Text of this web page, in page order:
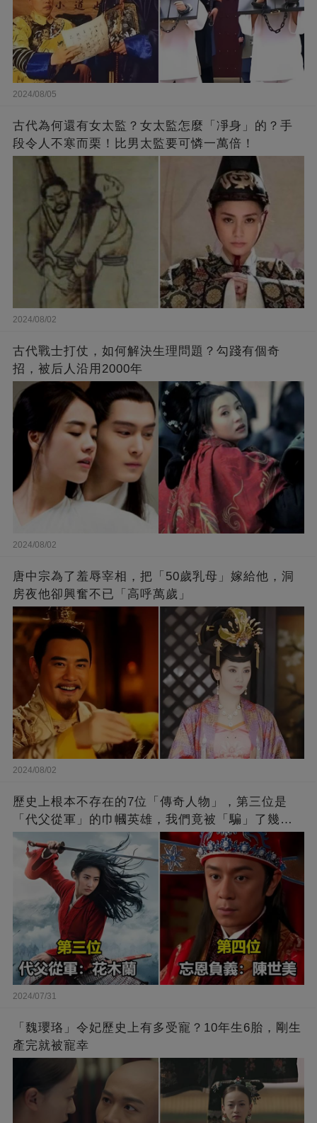
2024/08/05
古代為何還有女太監？女太監怎麼「凈身」的？手
段令人不寒而栗！比男太監要可憐一萬倍！
2024/08/02
古代戰士打仗，如何解決生理問題？勾踐有個奇
招，被后人沿用2000年
2024/08/02
唐中宗為了羞辱宰相，把「50歲乳母」嫁給他，洞
房夜他卻興奮不已「高呼萬歲」
2024/08/02
歷史上根本不存在的7位「傳奇人物」，第三位是
「代父從軍」的巾幗英雄，我們竟被「騙」了幾百
年
2024/07/31
「魏瓔珞」令妃歷史上有多受寵？10年生6胎，剛生
產完就被寵幸